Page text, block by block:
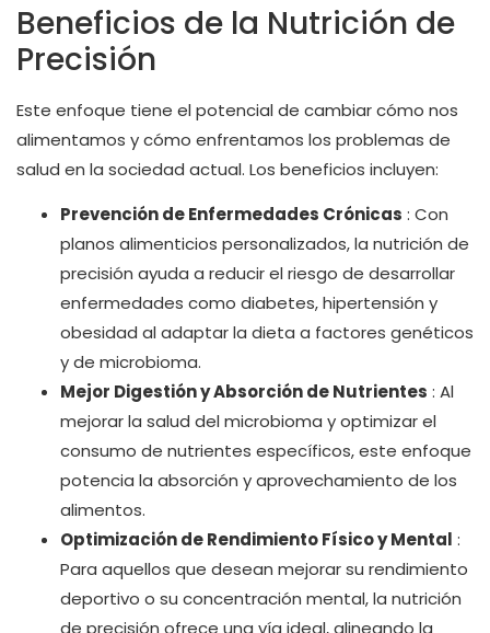
Beneficios de la Nutrición de
Precisión
Este enfoque tiene el potencial de cambiar cómo nos
alimentamos y cómo enfrentamos los problemas de
salud en la sociedad actual. Los beneficios incluyen:
Prevención de Enfermedades Crónicas : Con
planos alimenticios personalizados, la nutrición de
precisión ayuda a reducir el riesgo de desarrollar
enfermedades como diabetes, hipertensión y
obesidad al adaptar la dieta a factores genéticos
y de microbioma.
Mejor Digestión y Absorción de Nutrientes : Al
mejorar la salud del microbioma y optimizar el
consumo de nutrientes específicos, este enfoque
potencia la absorción y aprovechamiento de los
alimentos.
Optimización de Rendimiento Físico y Mental :
Para aquellos que desean mejorar su rendimiento
deportivo o su concentración mental, la nutrición
de precisión ofrece una vía ideal, alineando la